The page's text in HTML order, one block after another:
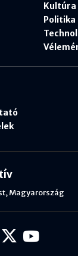
Kultúra
Politika
Magyarország